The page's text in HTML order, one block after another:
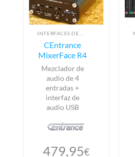
CEntrance
MixerFace R4
Mezclador de
audio de 4
entradas +
interfaz de
audio USB
479,95€